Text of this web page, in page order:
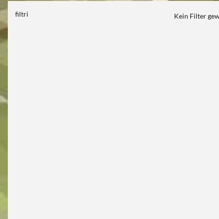
filtri Kein Filter